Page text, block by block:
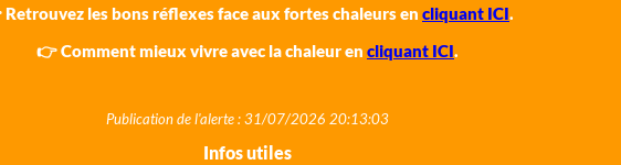
les bons réflexes face aux fortes chaleurs en cliquant ICI.
👉 Comment mieux vivre avec la chaleur en cliquant ICI.
Publication de l'alerte : 31/07/2026 20:13:03
Infos utiles